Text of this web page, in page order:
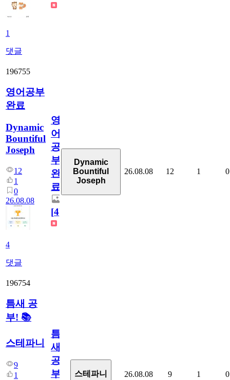
1
댓글
196755
영어공부
완료
Dynamic
Bountiful
Joseph
12
1
0
26.08.08
4
댓글
영
어
공
부
완
료
[4]
Dynamic
Bountiful
Joseph
26.08.08 12 1 0
196754
틈새 공
부! 📚
스테파니
9
1
틈
새
공
부!
스테파니 26.08.08 9 1 0